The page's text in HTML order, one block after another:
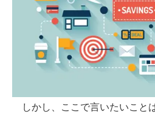
しかし、ここで言いたいこと